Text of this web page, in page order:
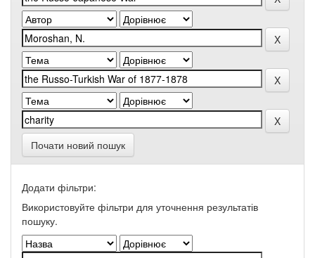
Почати новий пошук
Додати фільтри:
Використовуйте фільтри для уточнення результатів
пошуку.